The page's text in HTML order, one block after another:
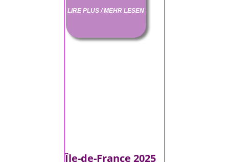
LIRE PLUS / MEHR LESEN
Île-de-France 2025